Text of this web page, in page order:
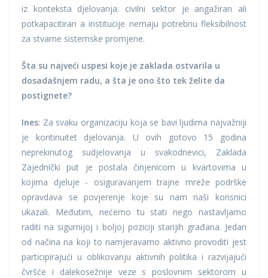
iz konteksta djelovanja: civilni sektor je angažiran ali
potkapacitiran a institucije nemaju potrebnu fleksibilnost
za stvarne sistemske promjene.
Šta su najveći uspesi koje je zaklada ostvarila u
dosadašnjem radu, a šta je ono što tek želite da
postignete?
Ines: Za svaku organizaciju koja se bavi ljudima najvažniji
je kontinuitet djelovanja. U ovih gotovo 15 godina
neprekinutog sudjelovanja u svakodnevici, Zaklada
Zajednički put je postala činjenicom u kvartovima u
kojima djeluje - osiguravanjem trajne mreže podrške
opravdava se povjerenje koje su nam naši korisnici
ukazali. Međutim, nećemo tu stati nego nastavljamo
raditi na sigurnijoj i boljoj poziciji starijih građana. Jedan
od načina na koji to namjeravamo aktivno provoditi jest
participirajući u oblikovanju aktivnih politika i razvijajući
čvršće i dalekosežnije veze s poslovnim sektorom u